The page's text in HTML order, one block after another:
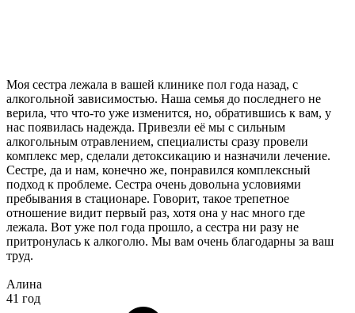
Моя сестра лежала в вашей клинике пол года назад, с
алкогольной зависимостью. Наша семья до последнего не
верила, что что-то уже изменится, но, обратившись к вам, у
нас появилась надежда. Привезли её мы с сильным
алкогольным отравлением, специалисты сразу провели
комплекс мер, сделали детоксикацию и назначили лечение.
Сестре, да и нам, конечно же, понравился комплексный
подход к проблеме. Сестра очень довольна условиями
пребывания в стационаре. Говорит, такое трепетное
отношение видит первый раз, хотя она у нас много где
лежала. Вот уже пол года прошло, а сестра ни разу не
притронулась к алкоголю. Мы вам очень благодарны за ваш
труд.
Алина
41 год